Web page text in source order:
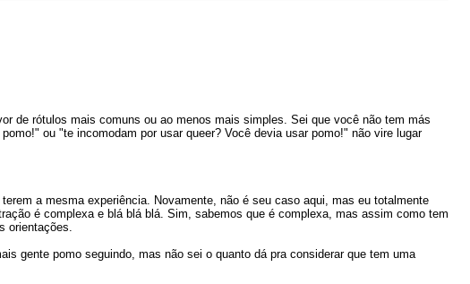
de rótulos mais comuns ou ao menos mais simples. Sei que você não tem más
ou "te incomodam por usar queer? Você devia usar pomo!" não vire lugar
a mesma experiência. Novamente, não é seu caso aqui, mas eu totalmente
é complexa e blá blá blá. Sim, sabemos que é complexa, mas assim como tem
orientações.
gente pomo seguindo, mas não sei o quanto dá pra considerar que tem uma